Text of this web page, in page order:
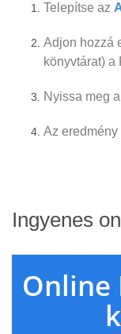
Telepítse az
Adjon hozzá
könyvtárat) a
Nyissa meg
Az eredmény
Ingyenes